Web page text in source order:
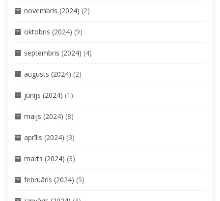
novembris (2024) (2)
oktobris (2024) (9)
septembris (2024) (4)
augusts (2024) (2)
jūnijs (2024) (1)
maijs (2024) (8)
aprīlis (2024) (3)
marts (2024) (3)
februāris (2024) (5)